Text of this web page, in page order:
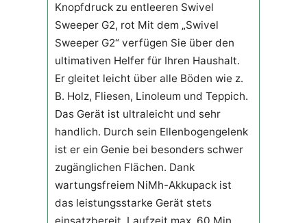
Knopfdruck zu entleeren Swivel
Sweeper G2, rot Mit dem „Swivel
Sweeper G2“ verfügen Sie über den
ultimativen Helfer für Ihren Haushalt.
Er gleitet leicht über alle Böden wie z.
B. Holz, Fliesen, Linoleum und Teppich.
Das Gerät ist ultraleicht und sehr
handlich. Durch sein Ellenbogengelenk
ist er ein Genie bei besonders schwer
zugänglichen Flächen. Dank
wartungsfreiem NiMh-Akkupack ist
das leistungsstarke Gerät stets
einsatzbereit. Laufzeit max. 60 Min.